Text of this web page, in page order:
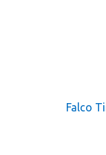
Falco